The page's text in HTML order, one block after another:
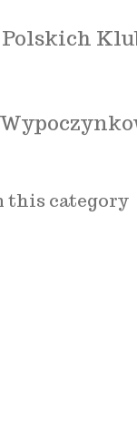
this category